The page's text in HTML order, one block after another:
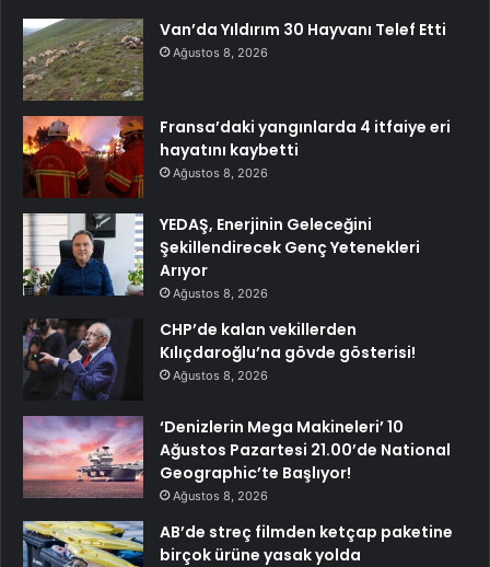
Van’da Yıldırım 30 Hayvanı Telef Etti
Ağustos 8, 2026
Fransa’daki yangınlarda 4 itfaiye eri
hayatını kaybetti
Ağustos 8, 2026
YEDAŞ, Enerjinin Geleceğini
Şekillendirecek Genç Yetenekleri
Arıyor
Ağustos 8, 2026
CHP’de kalan vekillerden
Kılıçdaroğlu’na gövde gösterisi!
Ağustos 8, 2026
‘Denizlerin Mega Makineleri’ 10
Ağustos Pazartesi 21.00’de National
Geographic’te Başlıyor!
Ağustos 8, 2026
AB’de streç filmden ketçap paketine
birçok ürüne yasak yolda